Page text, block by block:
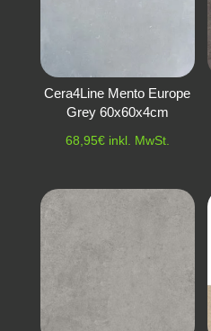
Cera4Line Mento Europe
Grey 60x60x4cm
68,95€ inkl. MwSt.